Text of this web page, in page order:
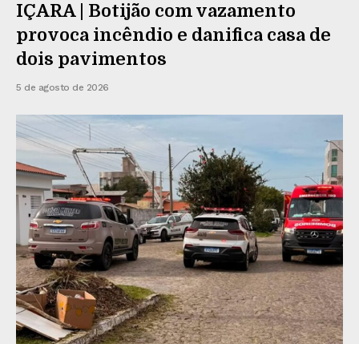
IÇARA | Botijão com vazamento
provoca incêndio e danifica casa de
dois pavimentos
5 de agosto de 2026